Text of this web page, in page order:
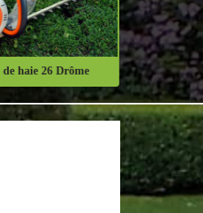
haie 26 Drôme Abattage